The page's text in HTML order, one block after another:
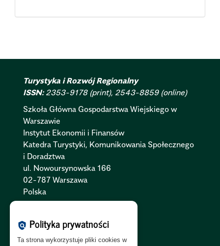
Turystyka i Rozwój Regionalny
ISSN: 2353-9178 (print), 2543-8859 (online)
Szkoła Główna Gospodarstwa Wiejskiego w
Warszawie
Instytut Ekonomii i Finansów
Katedra Turystyki, Komunikowania Społecznego
i Doradztwa
ul. Nowoursynowska 166
02-787 Warszawa
Polska
Polityka Prywatności:PL
Polityka RODO:PL|EN
policy Polityka prywatności
Ta strona wykorzystuje pliki cookies w